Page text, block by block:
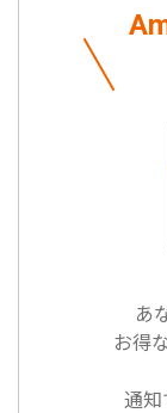
あ
お得
通知